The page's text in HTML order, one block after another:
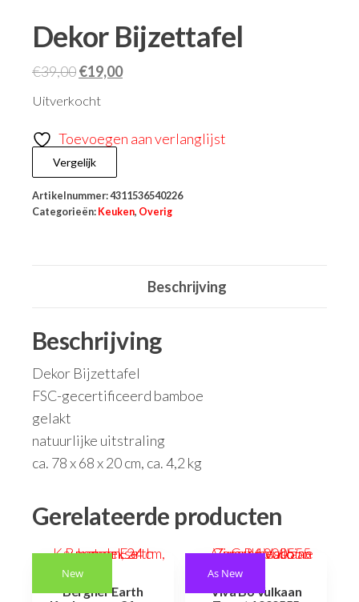
Dekor Bijzettafel
€39,00€19,00
Uitverkocht
Toevoegen aan verlanglijst
Vergelijk
Artikelnummer:4311536540226
Categorieën: Keuken, Overig
Beschrijving
Beschrijving
Dekor Bijzettafel
FSC-gecertificeerd bamboe
gelakt
natuurlijke uitstraling
ca. 78 x 68 x 20 cm, ca. 4,2 kg
Gerelateerde producten
New
Bergner Earth
As New
Viva B6 Vulkaan